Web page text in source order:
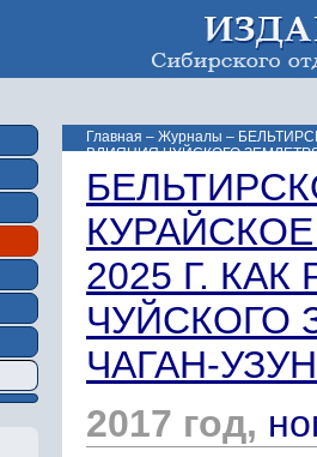
Главная – Журналы –
ВЛИЯНИЯ ЧУЙСКОГО
2025 Г.
ЧУЙСКОГО
ЧАГАН-
2017 год,